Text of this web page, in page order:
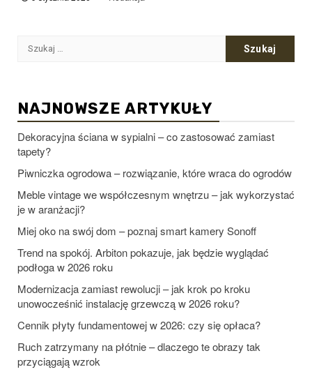
Szukaj:
NAJNOWSZE ARTYKUŁY
Dekoracyjna ściana w sypialni – co zastosować zamiast
tapety?
Piwniczka ogrodowa – rozwiązanie, które wraca do ogrodów
Meble vintage we współczesnym wnętrzu – jak wykorzystać
je w aranżacji?
Miej oko na swój dom – poznaj smart kamery Sonoff
Trend na spokój. Arbiton pokazuje, jak będzie wyglądać
podłoga w 2026 roku
Modernizacja zamiast rewolucji – jak krok po kroku
unowocześnić instalację grzewczą w 2026 roku?
Cennik płyty fundamentowej w 2026: czy się opłaca?
Ruch zatrzymany na płótnie – dlaczego te obrazy tak
przyciągają wzrok